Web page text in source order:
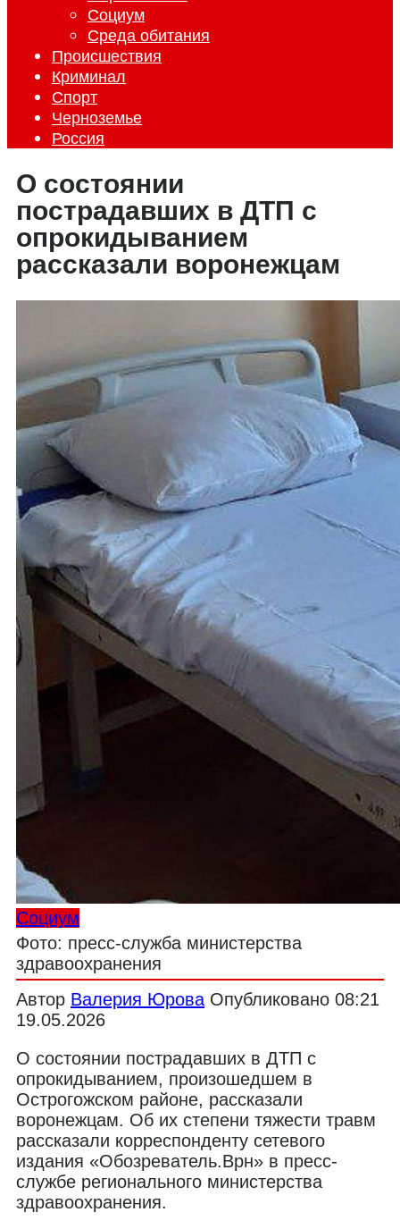
Социум
Среда обитания
Происшествия
Криминал
Спорт
Черноземье
Россия
О состоянии
пострадавших в ДТП с
опрокидыванием
рассказали воронежцам
Социум
Фото: пресс-служба министерства
здравоохранения
Автор Валерия Юрова Опубликовано 08:21
19.05.2026
О состоянии пострадавших в ДТП с
опрокидыванием, произошедшем в
Острогожском районе, рассказали
воронежцам. Об их степени тяжести травм
рассказали корреспонденту сетевого
издания «Обозреватель.Врн» в пресс-
службе регионального министерства
здравоохранения.